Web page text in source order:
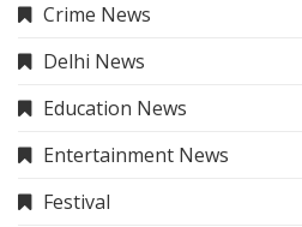
Crime News
Delhi News
Education News
Entertainment News
Festival